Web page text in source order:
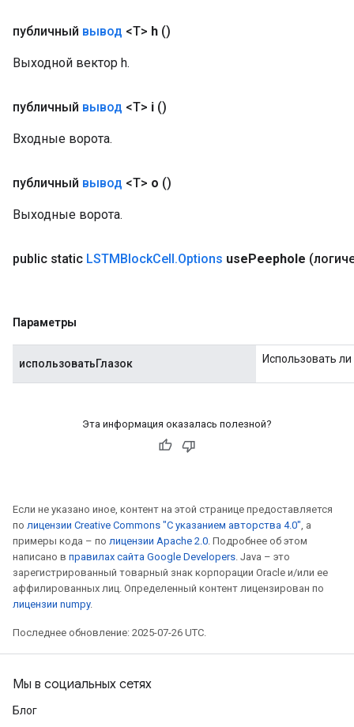
публичный вывод <T> h ()
Выходной вектор h.
публичный вывод <T> i ()
Входные ворота.
публичный вывод <T> o ()
Выходные ворота.
public static LSTMBlockCell.Options usePeephole
Параметры
использоватьГлазок Использовать ли
Эта информация оказалась полезной?
Если не указано иное, контент на этой странице предоставляется
по лицензии Creative Commons "С указанием авторства 4.0", а
примеры кода – по лицензии Apache 2.0. Подробнее об этом
написано в правилах сайта Google Developers. Java – это
зарегистрированный товарный знак корпорации Oracle и/или ее
аффилированных лиц. Определенный контент лицензирован по
лицензии numpy.
Последнее обновление: 2025-07-26 UTC.
Мы в социальных сетях
Блог